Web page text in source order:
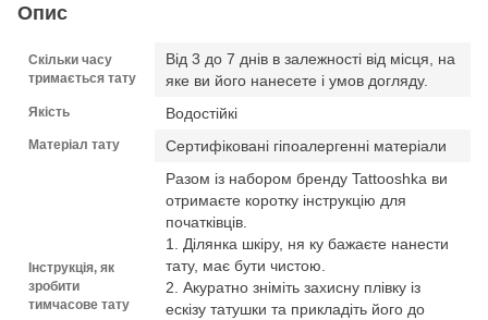
Опис
Скільки часу
тримається тату
Від 3 до 7 днів в залежності від місця, на
яке ви його нанесете і умов догляду.
Якість Водостійкі
Матеріал тату Сертифіковані гіпоалергенні матеріали
Інструкція, як
зробити
тимчасове тату
Разом із набором бренду Tattooshka ви
отримаєте коротку інструкцію для
початківців.
1. Ділянка шкіру, ня ку бажаєте нанести
тату, має бути чистою.
2. Акуратно зніміть захисну плівку із
ескізу татушки та прикладіть його до